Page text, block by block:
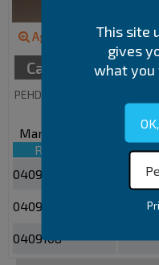
Agrandir l'image
Caractéristiques
PEHD alimentaire
Marque :
Référence
0409107
0409106
0409108
This site
gives
what